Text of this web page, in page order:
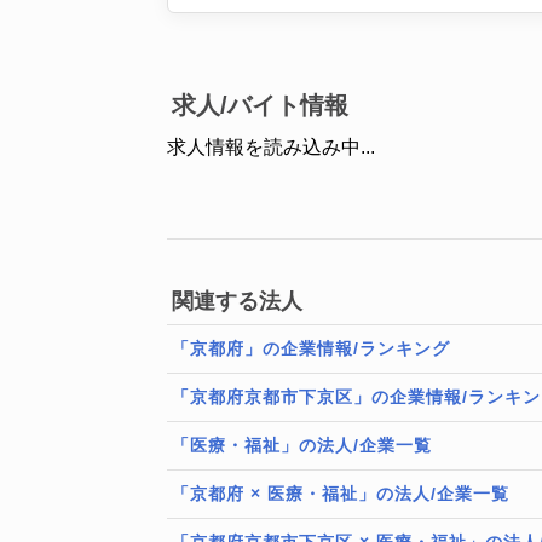
求人/バイト情報
求人情報を読み込み中...
関連する法人
「京都府」の企業情報/ランキング
「京都府京都市下京区」の企業情報/ランキ
「医療・福祉」の法人/企業一覧
「京都府 × 医療・福祉」の法人/企業一覧